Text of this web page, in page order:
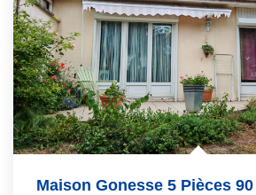
Maison Gonesse 5 Pièces 90